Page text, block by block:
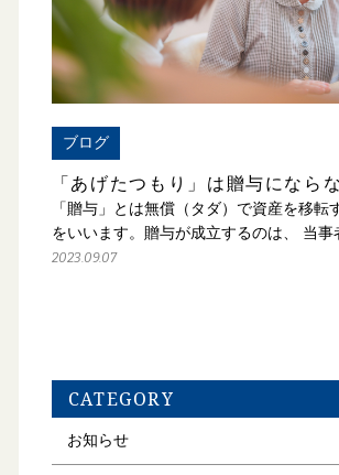
ブログ
「あげたつもり」は贈与になら
「贈与」とは無償（タダ）で資産を移転
をいいます。贈与が成立するのは、 当事
2023.09.07
CATEGORY
お知らせ